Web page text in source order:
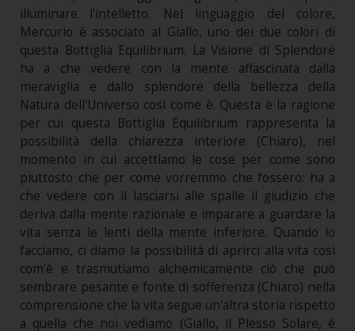
illuminare l'intelletto. Nel linguaggio del colore,
Mercurio è associato al Giallo, uno dei due colori di
questa Bottiglia Equilibrium. La Visione di Splendore
ha a che vedere con la mente affascinata dalla
meraviglia e dallo splendore della bellezza della
Natura dell'Universo così come è. Questa è la ragione
per cui questa Bottiglia Equilibrium rappresenta la
possibilità della chiarezza interiore (Chiaro), nel
momento in cui accettiamo le cose per come sono
piuttosto che per come vorremmo che fossero: ha a
che vedere con il lasciarsi alle spalle il giudizio che
deriva dalla mente razionale e imparare a guardare la
vita senza le lenti della mente inferiore. Quando lo
facciamo, ci diamo la possibilità di aprirci alla vita così
com'è e trasmutiamo alchemicamente ciò che può
sembrare pesante e fonte di sofferenza (Chiaro) nella
comprensione che la vita segue un'altra storia rispetto
a quella che noi vediamo (Giallo, il Plesso Solare, è